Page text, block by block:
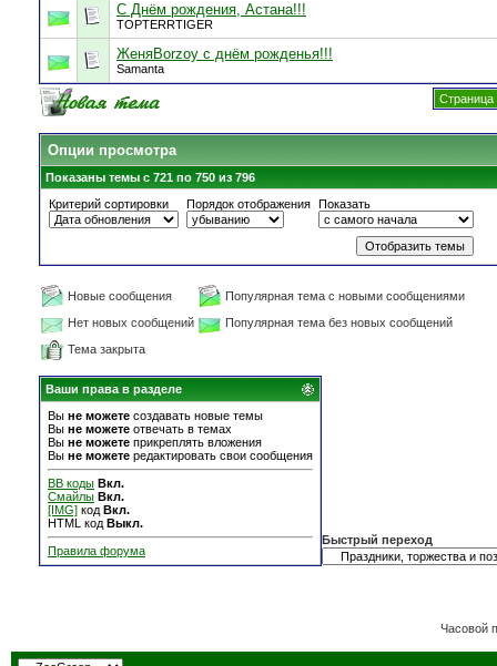
С Днём рождения, Астана!!!
TOPTERRTIGER
ЖеняBorzoy c днём рожденья!!!
Samanta
Страница
Опции просмотра
Показаны темы с 721 по 750 из 796
Критерий сортировки
Порядок отображения Показать
Новые сообщения
Популярная тема с новыми сообщениями
Нет новых сообщений
Популярная тема без новых сообщений
Тема закрыта
Ваши права в разделе
Вы не можете создавать новые темы
Вы не можете отвечать в темах
Вы не можете прикреплять вложения
Вы не можете редактировать свои сообщения
BB коды Вкл.
Смайлы Вкл.
[IMG] код Вкл.
HTML код Выкл.
Правила форума
Быстрый переход
Часовой